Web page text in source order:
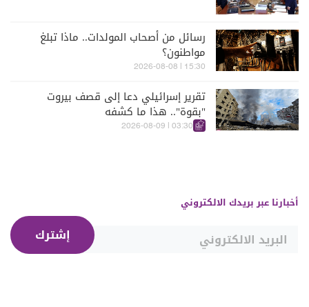
رسائل من أصحاب المولدات.. ماذا تبلغ
مواطنون؟
15:30 | 2026-08-08
تقرير إسرائيلي دعا إلى قصف بيروت
"بقوة".. هذا ما كشفه
03:30 | 2026-08-09
أخبارنا عبر بريدك الالكتروني
إشترك